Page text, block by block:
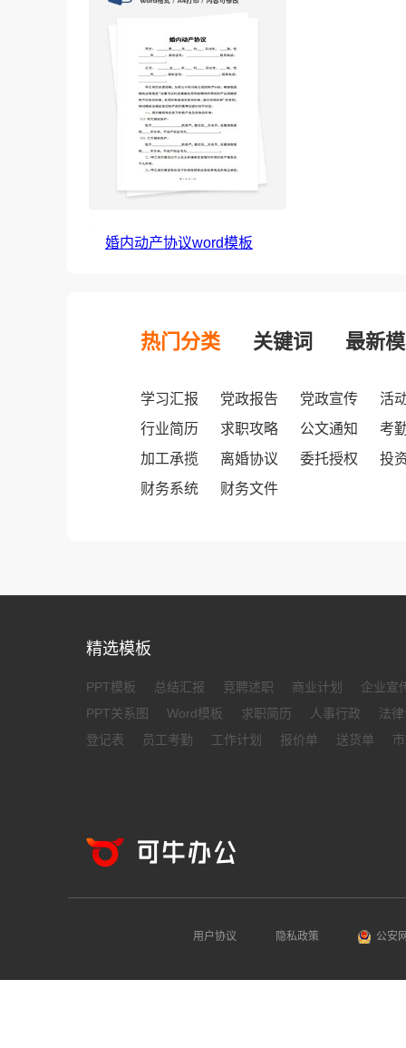
婚内动产协议word模板
热门分类 关键词 最新
学习汇报 党政报告 党政宣传
活
行业简历
求职攻略 公文通知
考
加工承揽
离婚协议 委托授权
投
财务系统
财务文件
精选模板
PPT模板 总结汇报 竞聘述职 商业计划
企业宣
PPT关系图
Word模板 求职简历 人事行政
法
登记表
员工考勤 工作计划 报价单 送货单
用户协议 隐私政策 公安